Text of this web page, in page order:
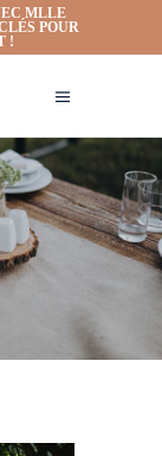
MLLE
POUR
!